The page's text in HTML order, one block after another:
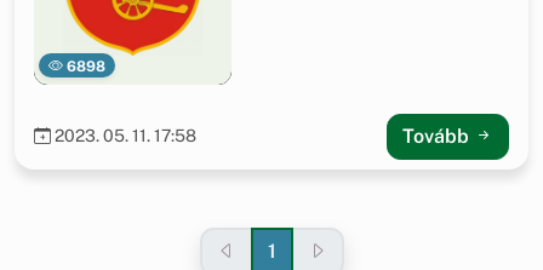
6898
2023. 05. 11. 17:58 Tovább
1